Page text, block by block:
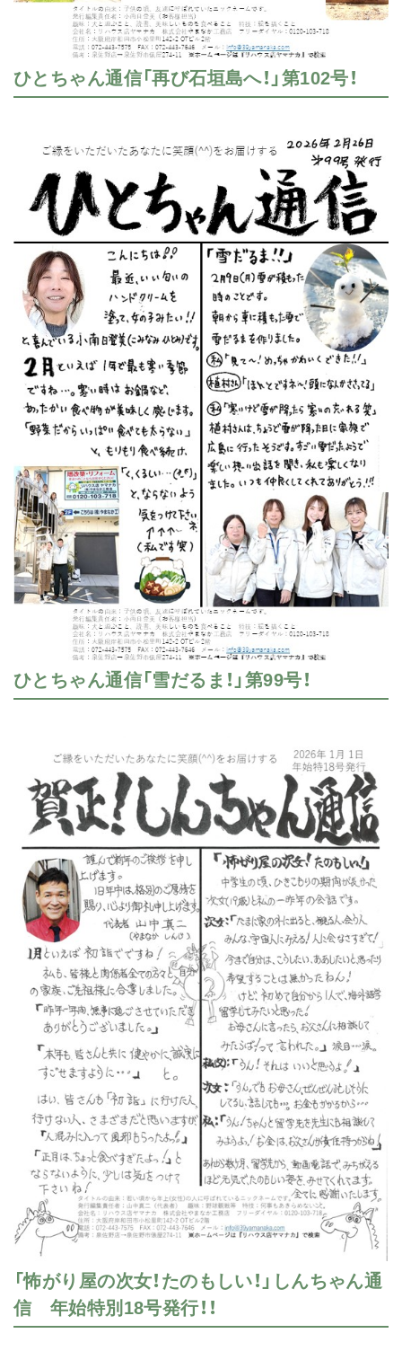
ひとちゃん通信「再び石垣島へ！」第102号！
ひとちゃん通信「雪だるま！」第99号！
「怖がり屋の次女！たのもしい！」しんちゃん通
信 年始特別18号発行！！